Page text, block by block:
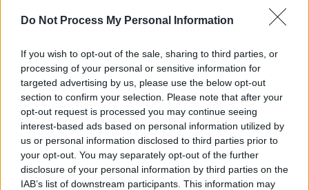
Do Not Process My Personal Information
If you wish to opt-out of the sale, sharing to third parties, or
processing of your personal or sensitive information for
targeted advertising by us, please use the below opt-out
section to confirm your selection. Please note that after your
opt-out request is processed you may continue seeing
interest-based ads based on personal information utilized by
us or personal information disclosed to third parties prior to
your opt-out. You may separately opt-out of the further
disclosure of your personal information by third parties on the
IAB’s list of downstream participants. This information may
Ηράκλειο, Πλατεία Αγίας Αικατερίνης,
Ηράκλειο, Πλατεία Ελευθερίας, 09:00-
15:00
Ηράκλειο, ISOBOX – Προαύλιος χώρος
7ης ΥΠΕ, 09:00-15:00
Ηράκλειο, Γαρίπα, Δ. Μινώα Πεδιάδας,
09:00-10:00
Ηράκλειο, Δραπέτι, Δ. Μινώα Πεδιάδας,